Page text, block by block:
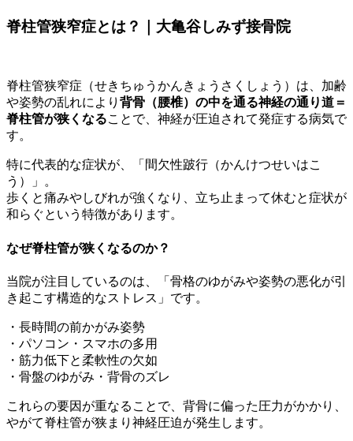
脊柱管狭窄症とは？｜大亀谷しみず接骨院
脊柱管狭窄症（せきちゅうかんきょうさくしょう）は、加齢
や姿勢の乱れにより 背骨（腰椎）の中を通る神経の通り道＝
脊柱管が狭くなることで、神経が圧迫されて発症する病気で
す。
特に代表的な症状が、「 間欠性跛行（かんけつせいはこ
う）
」。
歩くと痛みやしびれが強くなり、立ち止まって休むと症状が
和らぐという特徴があります。
なぜ脊柱管が狭くなるのか？
当院が注目しているのは、「 骨格のゆがみや姿勢の悪化が引
き起こす構造的なストレス 」です。
・長時間の前かがみ姿勢
・パソコン・スマホの多用
・筋力低下と柔軟性の欠如
・骨盤のゆがみ・背骨のズレ
これらの要因が重なることで、背骨に偏った圧力がかかり、
やがて脊柱管が狭まり神経圧迫が発生します。